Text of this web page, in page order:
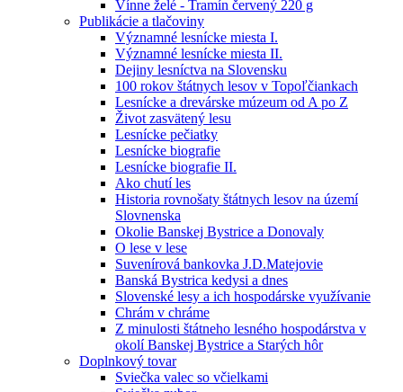
Vínne želé - Tramín červený 220 g
Publikácie a tlačoviny
Významné lesnícke miesta I.
Významné lesnícke miesta II.
Dejiny lesníctva na Slovensku
100 rokov štátnych lesov v Topoľčiankach
Lesnícke a drevárske múzeum od A po Z
Život zasvätený lesu
Lesnícke pečiatky
Lesnícke biografie
Lesnícke biografie II.
Ako chutí les
Historia rovnošaty štátnych lesov na území
Slovnenska
Okolie Banskej Bystrice a Donovaly
O lese v lese
Suvenírová bankovka J.D.Matejovie
Banská Bystrica kedysi a dnes
Slovenské lesy a ich hospodárske využívanie
Chrám v chráme
Z minulosti štátneho lesného hospodárstva v
okolí Banskej Bystrice a Starých hôr
Doplnkový tovar
Sviečka valec so včielkami